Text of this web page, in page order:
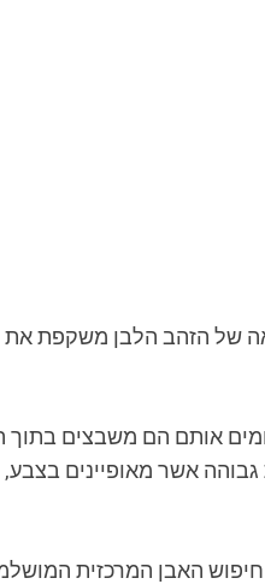
של הזהב הלבן משקפת את
אותם הם משבצים
אשר מאופיינים בצבע,
האבן המרכזית